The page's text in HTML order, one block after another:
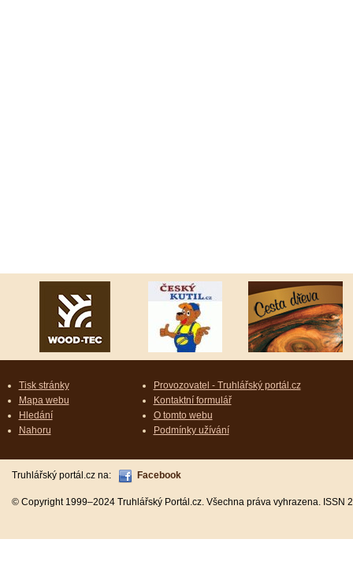
Tisk stránky
Mapa webu
Hledání
Nahoru
Provozovatel - Truhlářský portál.cz
Kontaktní formulář
O tomto webu
Podmínky užívání
Truhlářský portál.cz na: Facebook
© Copyright 1999–2024 Truhlářský Portál.cz. Všechna práva vyhrazena.